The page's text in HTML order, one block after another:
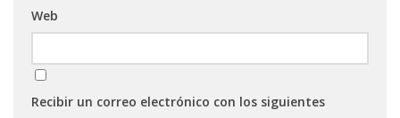
Web
Recibir un correo electrónico con los siguientes